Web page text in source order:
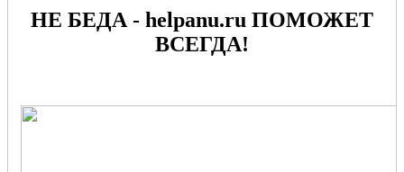
НЕ БЕДА - helpanu.ru ПОМОЖЕТ
ВСЕГДА!